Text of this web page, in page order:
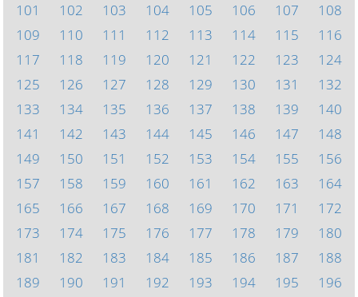
101
102 103 104 105 106 107
108
109
110 111 112 113 114 115
116
117
118 119 120 121 122 123
124
125
126 127 128 129 130 131
132
133
134 135 136 137 138 139
140
141
142 143 144 145 146 147
148
149
150 151 152 153 154 155
156
157
158 159 160 161 162 163
164
165
166 167 168 169 170 171
172
173
174 175 176 177 178 179
180
181
182 183 184 185 186 187
188
189
190 191 192 193 194 195
196